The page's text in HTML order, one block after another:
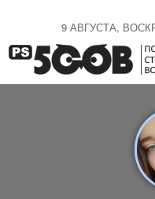
9 АВГУСТА,